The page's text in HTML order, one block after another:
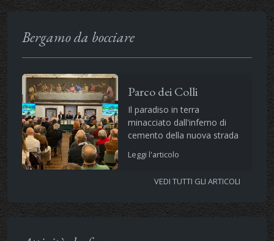
Bergamo da bocciare
Parco dei Colli
Il paradiso in terra
minacciato dall'inferno di
cemento della nuova strada
Leggi l'articolo
VEDI TUTTI GLI ARTICOLI